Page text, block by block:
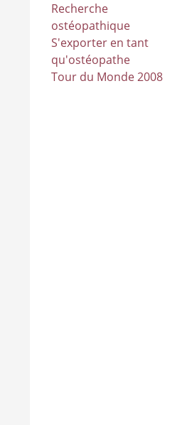
Recherche
ostéopathique
S'exporter en tant
qu'ostéopathe
Tour du Monde 2008